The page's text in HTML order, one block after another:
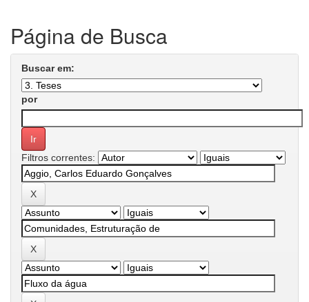
Página de Busca
Buscar em:
por
Filtros correntes: